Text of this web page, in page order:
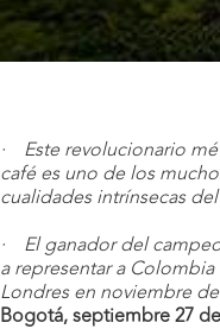
· Este revolucionario
café es uno de los
cualidades intrínsecas
· El ganador del
a representar a
Londres en noviembre de
Bogotá, septiembre 27